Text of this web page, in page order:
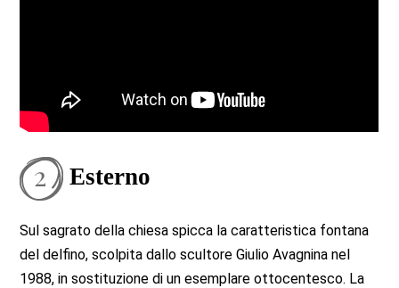
Esterno
Sul sagrato della chiesa spicca la caratteristica fontana
del delfino, scolpita dallo scultore Giulio Avagnina nel
1988, in sostituzione di un esemplare ottocentesco. La